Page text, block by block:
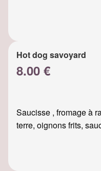
Hot dog savoyard
8.00 €
Saucisse , fromage à
terre, oignons frits,